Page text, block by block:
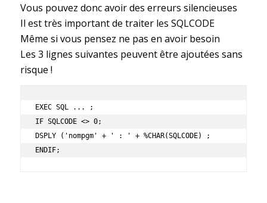
Vous pouvez donc avoir des erreurs silencieuses
Il est très important de traiter les SQLCODE
Même si vous pensez ne pas en avoir besoin
Les 3 lignes suivantes peuvent être ajoutées sans
risque !
EXEC SQL ... ;
IF SQLCODE <> 0;
DSPLY ('nompgm' + ' : ' + %CHAR(SQLCODE) ;
ENDIF;